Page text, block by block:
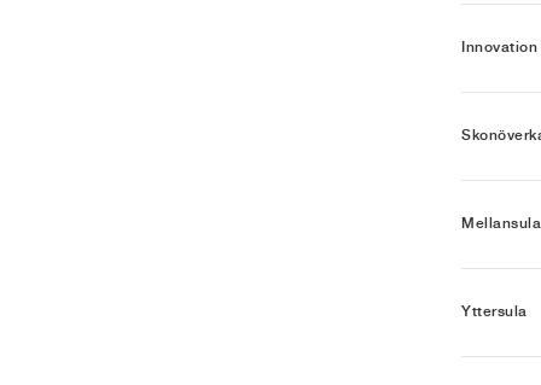
Innovation
Mellansula
Yttersula